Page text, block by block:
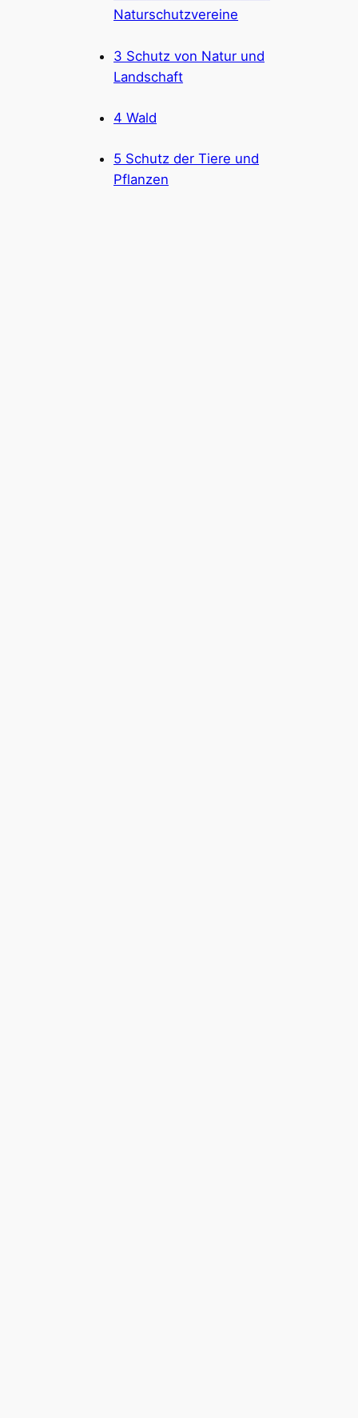
Naturschutzvereine
3 Schutz von Natur und
Landschaft
4 Wald
5 Schutz der Tiere und
Pflanzen